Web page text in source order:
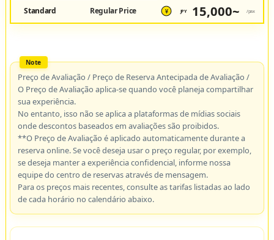
Standard Regular Price ¥ JPY 15,000~ /pax
Preço de Avaliação / Preço de Reserva Antecipada de Avaliação /
O Preço de Avaliação aplica-se quando você planeja compartilhar
sua experiência.
No entanto, isso não se aplica a plataformas de mídias sociais
onde descontos baseados em avaliações são proibidos.
**O Preço de Avaliação é aplicado automaticamente durante a
reserva online. Se você deseja usar o preço regular, por exemplo,
se deseja manter a experiência confidencial, informe nossa
equipe do centro de reservas através de mensagem.
Para os preços mais recentes, consulte as tarifas listadas ao lado
de cada horário no calendário abaixo.